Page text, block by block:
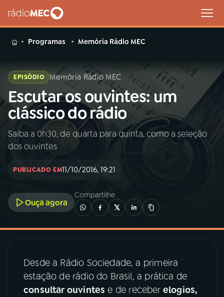
MENU
Buscar
na
Rádio
MEC
Buscar
Início
04PROGRAMAS
Programas Memória Rádio MEC
EPISÓDIO Memória Rádio MEC
Escutar os ouvintes: um
clássico do rádio
Saiba a 0h30, de quarta para quinta, como a seleção
dos ouvintes
PUBLICADO EM11/10/2016, 19:21
Ouça agora
Compartilhe
Desde a Rádio Sociedade, a primeira
estação de rádio do Brasil, a prática de
consultar ouvintes e de receber elogios,